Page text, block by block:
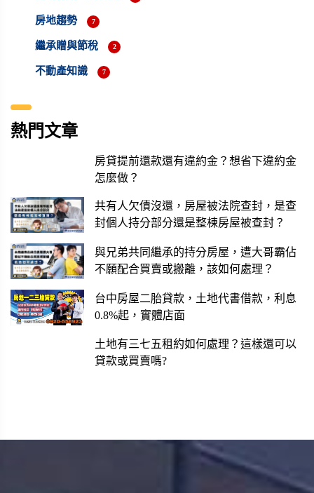
房地趨勢 7
繼承贈與節稅 2
不動產知識 7
熱門文章
房貸提前還款還有違約金？想省下違約金
怎麼做？
共有人欠債沒還，房屋被法院查封，是查
封個人持分部分還是整棟房屋被查封？
與兄弟共同繼承的持分房屋，遭大哥霸佔
不願配合買賣或搬離，該如何處理？
台中房屋二胎貸款，土地代書借款，利息
0.8%起，實體店面
土地有三七五租約如何處理？這樣還可以
貸款或買賣嗎?